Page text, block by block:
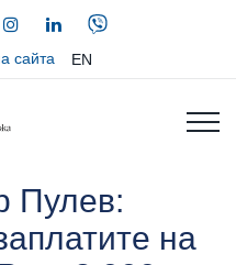
сайта EN
Пулев:
на